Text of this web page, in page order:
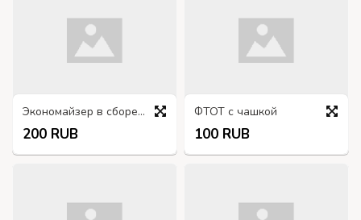
Экономайзер в сборе 130-1107210
200 RUB
ФТОТ с чашкой
100 RUB